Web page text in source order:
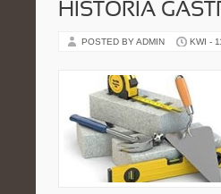
HISTORIA
POSTED BY ADMIN KWI -